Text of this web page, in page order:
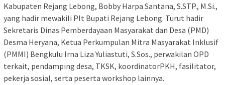
Kabupaten Rejang Lebong, Bobby Harpa Santana, S.STP., M.Si.,
yang hadir mewakili Plt Bupati Rejang Lebong. Turut hadir
Sekretaris Dinas Pemberdayaan Masyarakat dan Desa (PMD)
Desma Heryana, Ketua Perkumpulan Mitra Masyarakat Inklusif
(PMMI) Bengkulu Irna Liza Yuliastuti, S.Sos., perwakilan OPD
terkait, pendamping desa, TKSK, koordinatorPKH, fasilitator,
pekerja sosial, serta peserta workshop lainnya.